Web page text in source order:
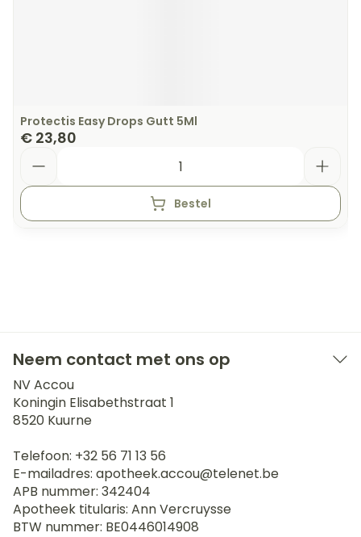
Protectis Easy Drops Gutt 5Ml
€ 23,80
Bestel
Neem contact met ons op
NV Accou
Koningin Elisabethstraat 1
8520 Kuurne
Telefoon: +32 56 71 13 56
E-mailadres: apotheek.accou@telenet.be
APB nummer: 342404
Apotheek titularis: Ann Vercruysse
BTW nummer: BE0446014908